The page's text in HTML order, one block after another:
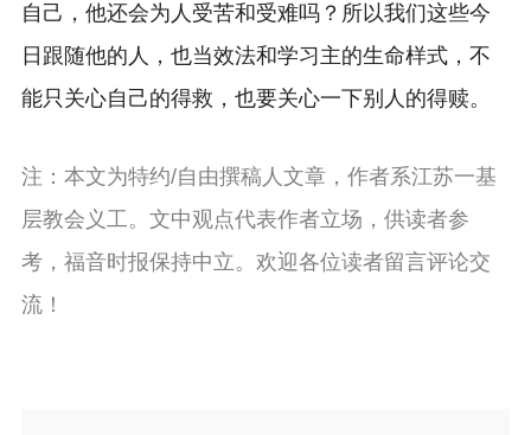
自己，他还会为人受苦和受难吗？所以我们这些今
日跟随他的人，也当效法和学习主的生命样式，不
能只关心自己的得救，也要关心一下别人的得赎。
注：本文为特约/自由撰稿人文章，作者系江苏一基
层教会义工。文中观点代表作者立场，供读者参
考，福音时报保持中立。欢迎各位读者留言评论交
流！